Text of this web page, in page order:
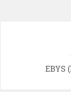
EBYS